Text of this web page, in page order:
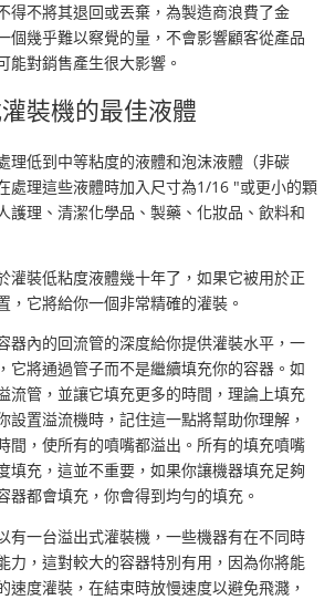
得不將其退回或丟棄，為製造商浪費了金
個幾乎難以察覺的量，不會影響顧客從產品
能對銷售產生很大影響。
裝機的最佳液體
理低到中等粘度的液體和泡沫液體（非碳
處理這些液體時加入尺寸為1/16 "或更小的顆
護理、清潔化學品、製藥、化妝品、飲料和
灌裝低粘度液體幾十年了，如果它被用於正
，它將給你一個非常精確的灌裝。
器內的回流管的深度給你提供灌裝水平，一
它將通過管子而不是繼續填充你的容器。如
流管，並讓它填充更多的時間，理論上填充
設置溢流機時，記住這一點將幫助你理解，
間，使所有的噴嘴都溢出。所有的填充噴嘴
填充，這並不重要，如果你讓機器填充足夠
器都會填充，你會得到均勻的填充。
有一台溢出式灌裝機，一些機器有在不同時
力，這對較大的容器特別有用，因為你將能
速度灌裝，在結束時放慢速度以避免飛濺，